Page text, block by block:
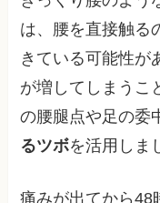
は、腰を直接触る
きている可能性が
が増してしまうこ
の腰腿点や足の委
るツボを活用しま
痛みが出てから48